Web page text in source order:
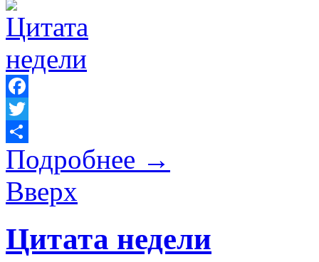
Facebook
Twitter
Отправить
Подробнее →
Вверх
Цитата недели